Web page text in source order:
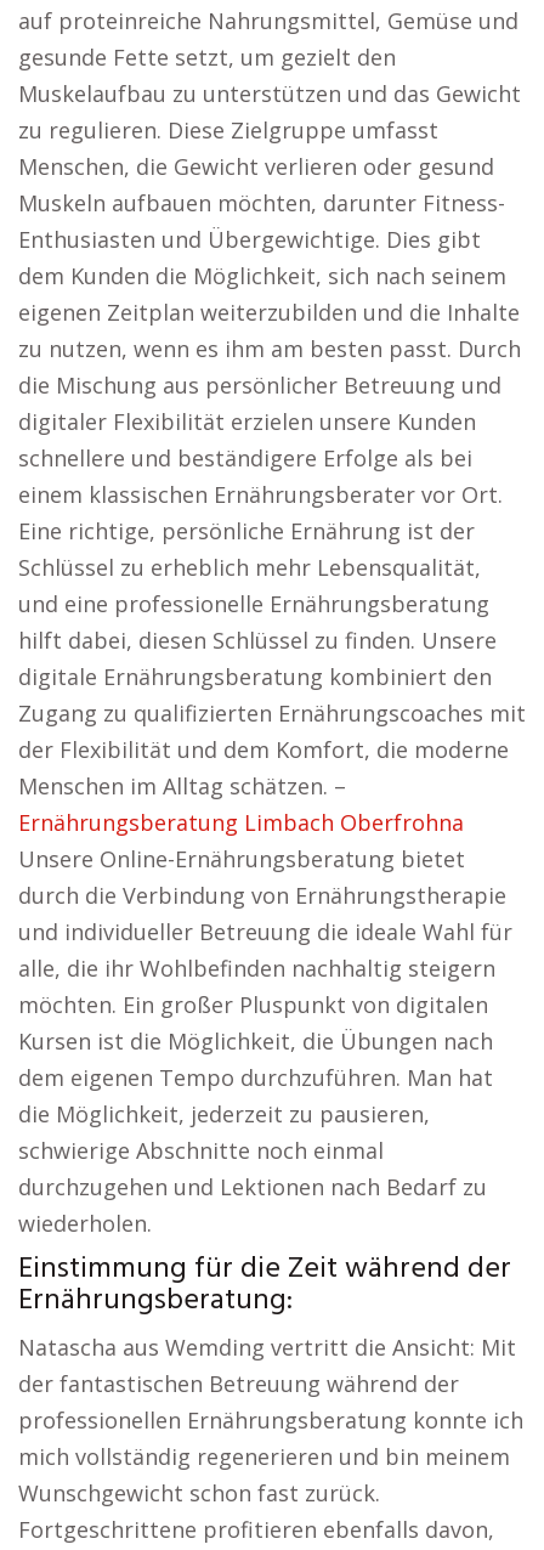
auf proteinreiche Nahrungsmittel, Gemüse und
gesunde Fette setzt, um gezielt den
Muskelaufbau zu unterstützen und das Gewicht
zu regulieren. Diese Zielgruppe umfasst
Menschen, die Gewicht verlieren oder gesund
Muskeln aufbauen möchten, darunter Fitness-
Enthusiasten und Übergewichtige. Dies gibt
dem Kunden die Möglichkeit, sich nach seinem
eigenen Zeitplan weiterzubilden und die Inhalte
zu nutzen, wenn es ihm am besten passt. Durch
die Mischung aus persönlicher Betreuung und
digitaler Flexibilität erzielen unsere Kunden
schnellere und beständigere Erfolge als bei
einem klassischen Ernährungsberater vor Ort.
Eine richtige, persönliche Ernährung ist der
Schlüssel zu erheblich mehr Lebensqualität,
und eine professionelle Ernährungsberatung
hilft dabei, diesen Schlüssel zu finden. Unsere
digitale Ernährungsberatung kombiniert den
Zugang zu qualifizierten Ernährungscoaches mit
der Flexibilität und dem Komfort, die moderne
Menschen im Alltag schätzen. –
Ernährungsberatung Limbach Oberfrohna
Unsere Online-Ernährungsberatung bietet
durch die Verbindung von Ernährungstherapie
und individueller Betreuung die ideale Wahl für
alle, die ihr Wohlbefinden nachhaltig steigern
möchten. Ein großer Pluspunkt von digitalen
Kursen ist die Möglichkeit, die Übungen nach
dem eigenen Tempo durchzuführen. Man hat
die Möglichkeit, jederzeit zu pausieren,
schwierige Abschnitte noch einmal
durchzugehen und Lektionen nach Bedarf zu
wiederholen.
Einstimmung für die Zeit während der
Ernährungsberatung:
Natascha aus Wemding vertritt die Ansicht: Mit
der fantastischen Betreuung während der
professionellen Ernährungsberatung konnte ich
mich vollständig regenerieren und bin meinem
Wunschgewicht schon fast zurück.
Fortgeschrittene profitieren ebenfalls davon,